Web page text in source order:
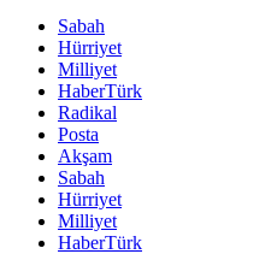
Sabah
Hürriyet
Milliyet
HaberTürk
Radikal
Posta
Akşam
Sabah
Hürriyet
Milliyet
HaberTürk